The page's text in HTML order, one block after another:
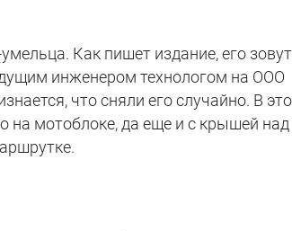
Как пишет издание, его зовут
инженером технологом на ООО
что сняли его случайно. В
на мотоблоке, да еще и с крышей над